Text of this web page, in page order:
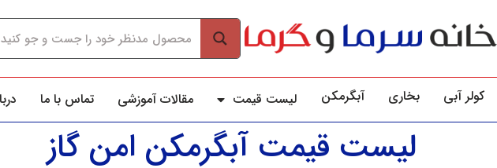
کولر آبي بخاری آبگرمکن لیست قیمت مقالات آموزشی تماس با ما
لیست قیمت آبگرمکن امن گاز